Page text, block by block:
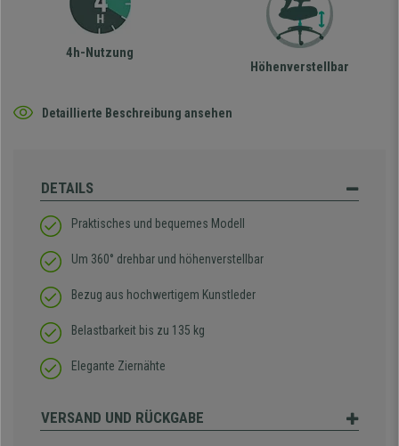
4h-Nutzung
Höhenverstellbar
Detaillierte Beschreibung ansehen
DETAILS
Praktisches und bequemes Modell
Um 360° drehbar und höhenverstellbar
Bezug aus hochwertigem Kunstleder
Belastbarkeit bis zu 135 kg
Elegante Ziernähte
VERSAND UND RÜCKGABE